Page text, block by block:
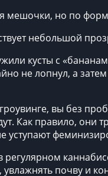
мешочки, но по
небольшой
кусты с
не лопнул, а
вы без
Как правило,
уступают
почву и